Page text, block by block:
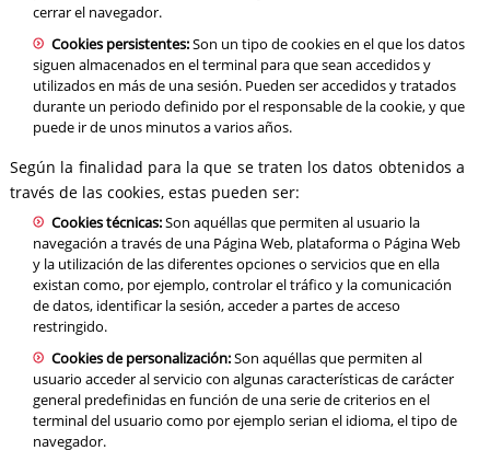
cerrar el navegador.
Cookies persistentes:Son un tipo de cookies en el que los datos
siguen almacenados en el terminal para que sean accedidos y
utilizados en más de una sesión. Pueden ser accedidos y tratados
durante un periodo definido por el responsable de la cookie, y que
puede ir de unos minutos a varios años.
Según la finalidad para la que se traten los datos obtenidos a
través de las cookies, estas pueden ser:
Cookies técnicas:Son aquéllas que permiten al usuario la
navegación a través de una Página Web, plataforma o Página Web
y la utilización de las diferentes opciones o servicios que en ella
existan como, por ejemplo, controlar el tráfico y la comunicación
de datos, identificar la sesión, acceder a partes de acceso
restringido.
Cookies de personalización:Son aquéllas que permiten al
usuario acceder al servicio con algunas características de carácter
general predefinidas en función de una serie de criterios en el
terminal del usuario como por ejemplo serian el idioma, el tipo de
navegador.